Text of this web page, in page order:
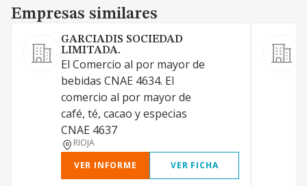
Empresas similares
Empresas similares
GARCIADIS SOCIEDAD
LIMITADA.
El Comercio al por mayor de
bebidas CNAE 4634. El
comercio al por mayor de
café, té, cacao y especias
CNAE 4637
RIOJA
VER INFORME
VER FICHA